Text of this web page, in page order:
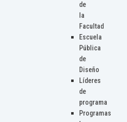
de
la
Facultad
Escuela
Pública
de
Diseño
Líderes
de
programa
Programas